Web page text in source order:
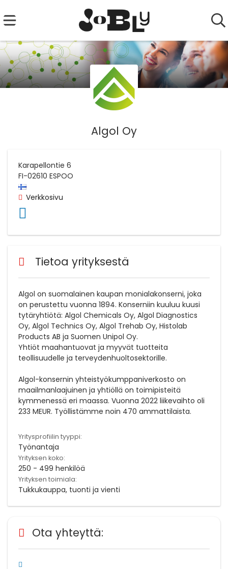
Algol Oy
Karapellontie 6
FI-02610 ESPOO
Verkkosivu
Tietoa yrityksestä
Algol on suomalainen kaupan monialakonserni, joka
on perustettu vuonna 1894. Konserniin kuuluu kuusi
tytäryhtiötä: Algol Chemicals Oy, Algol Diagnostics
Oy, Algol Technics Oy, Algol Trehab Oy, Histolab
Products AB ja Suomen Unipol Oy.
Yhtiöt maahantuovat ja myyvät tuotteita
teollisuudelle ja terveydenhuoltosektorille.
Algol-konsernin yhteistyökumppaniverkosto on
maailmanlaajuinen ja yhtiöllä on toimipisteitä
kymmenessä eri maassa. Vuonna 2022 liikevaihto oli
233 MEUR. Työllistämme noin 470 ammattilaista.
Yritysprofiilin tyyppi:
Työnantaja
Yrityksen koko:
250 - 499 henkilöä
Yrityksen toimiala:
Tukkukauppa, tuonti ja vienti
Ota yhteyttä: